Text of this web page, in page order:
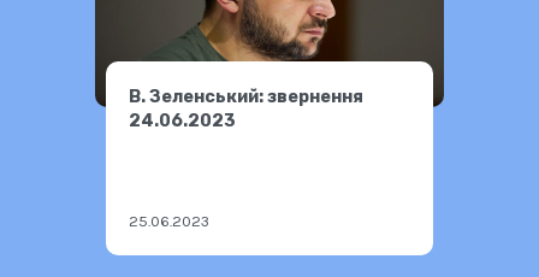
В. Зеленський: звернення
24.06.2023
25.06.2023